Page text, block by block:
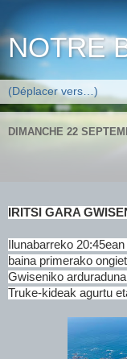
NOTRE
DIMANCHE 22
IRITSI GARA
Ilunabarreko
baina primerako
Gwiseniko
Truke-kideak agurtu